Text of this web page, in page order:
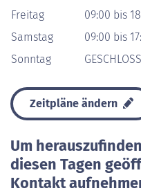
Freitag
09:00 bis
Samstag
09:00 bis
Sonntag
Zeitpläne ändern
Um
diesen Tagen
Kontakt